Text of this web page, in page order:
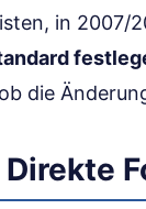
in 2007/
die